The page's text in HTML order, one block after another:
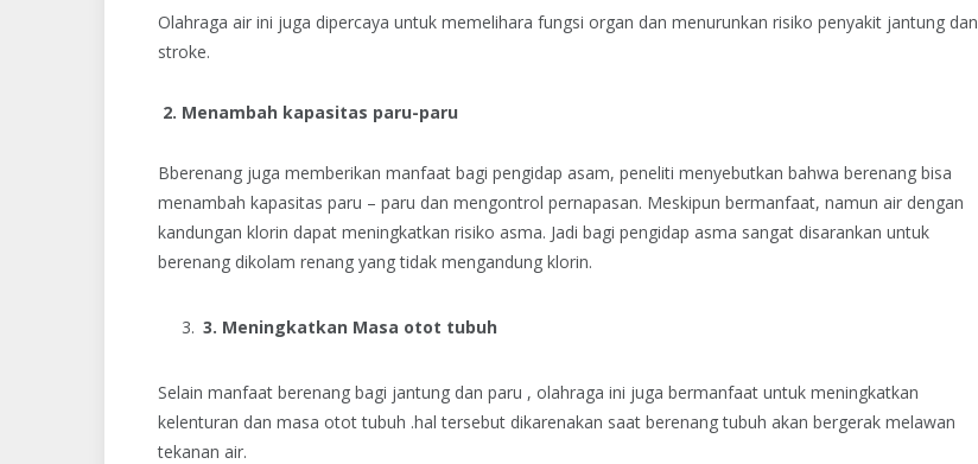
Olahraga air ini juga dipercaya untuk memelihara fungsi organ dan menurunkan risiko penyakit jantung dan
stroke.
2. Menambah kapasitas paru-paru
Bberenang juga memberikan manfaat bagi pengidap asam, peneliti menyebutkan bahwa berenang bisa
menambah kapasitas paru – paru dan mengontrol pernapasan. Meskipun bermanfaat, namun air dengan
kandungan klorin dapat meningkatkan risiko asma. Jadi bagi pengidap asma sangat disarankan untuk
berenang dikolam renang yang tidak mengandung klorin.
3. Meningkatkan Masa otot tubuh
Selain manfaat berenang bagi jantung dan paru , olahraga ini juga bermanfaat untuk meningkatkan
kelenturan dan masa otot tubuh .hal tersebut dikarenakan saat berenang tubuh akan bergerak melawan
tekanan air.